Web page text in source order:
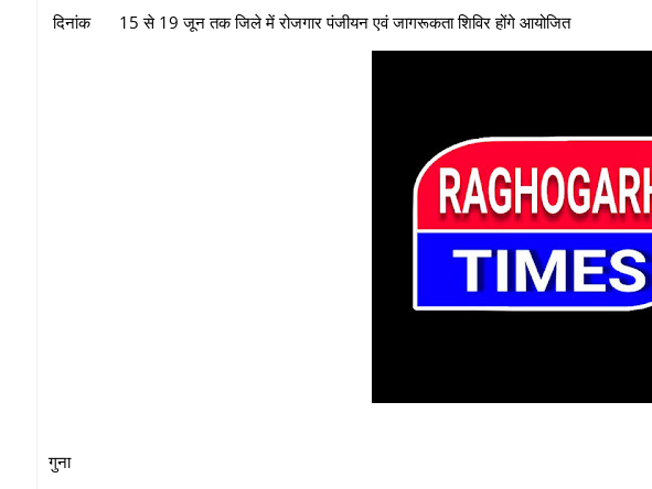
दिनांक 15 से 19 जून तक जिले में रोजगार पंजीयन एवं जागरूकता शिविर होंगे आयोजित
गुना